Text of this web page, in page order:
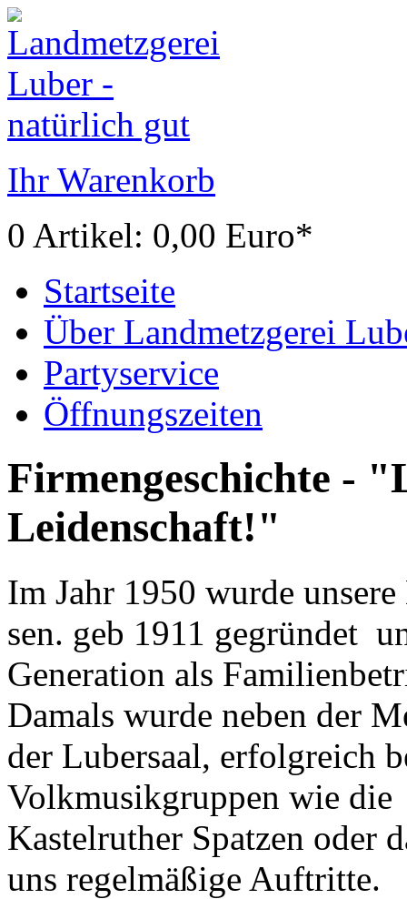
Ihr Warenkorb
0 Artikel: 0,00 Euro*
Startseite
Über Landmetzgerei
Partyservice
Öffnungszeiten
Firmengeschichte -
Leidenschaft!"
Im Jahr 1950 wurde
sen. geb 1911 gegründet
Generation als
Damals wurde neben der
der Lubersaal, erfolgreich
Volkmusikgruppen wie die
Kastelruther Spatzen oder
uns regelmäßige Auftritte.